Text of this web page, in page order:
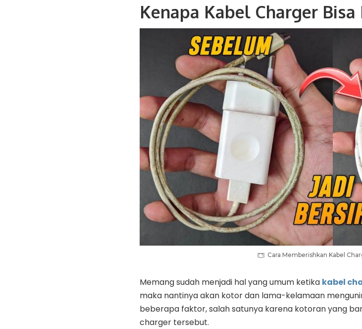
Kenapa Kabel Charger
Cara Memberishkan Kabel
Memang sudah menjadi hal yang umum ketika kabel
maka nantinya akan kotor dan lama-kelamaan
beberapa faktor, salah satunya karena kotoran yang
charger tersebut.